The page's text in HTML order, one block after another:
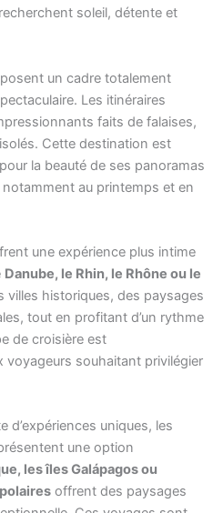
soleil, détente et
un cadre totalement
Les itinéraires
faits de falaises,
Cette destination est
la beauté de ses panoramas
au printemps et en
une expérience plus intime
Danube, le Rhin, le Rhône ou le
villes historiques, des paysages
tout en profitant d’un rythme
de croisière est
voyageurs souhaitant privilégier
d’expériences uniques, les
une option
les îles Galápagos ou
offrent des paysages